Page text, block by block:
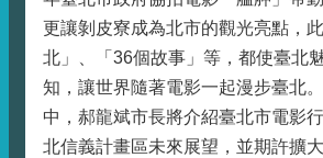
更讓剝皮寮成為北市的觀光亮點，
北」、「36個故事」等，都使臺北
知，讓世界隨著電影一起漫步臺北
中，郝龍斌市長將介紹臺北市電影
北信義計畫區未來展望，並期許擴